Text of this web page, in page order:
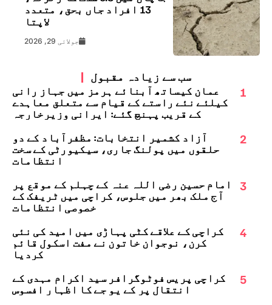
13 افراد جاں بحق، متعدد
لاپتا
جولائی 29, 2026
سب سے زیادہ مقبول
1
عمان کیساتھ آبنائے ہرمز میں جہاز رانی
کیلئے نئے راستے کے قیام سے متعلق معاہدے
کے قریب پہنچ گئے: ایرانی وزیرخارجہ
2
آزاد کشمیر انتخابات: مظفرآباد کے دو
حلقوں میں پولنگ جاری، سیکیورٹی کے سخت
انتظامات
3
امام حسین رضی اللہ عنہ کے چہلم کے موقع پر
آج ملک بھر میں جلوس، کراچی میں ٹریفک کے
خصوصی انتظامات
4
کراچی کے علاقے کٹی پہاڑی میں امید کی نئی
کرن، نوجوان خاتون نے مفت اسکول قائم
کردیا
5
کراچی پریس فوٹوگرافر سید اکرام مہدی کے
انتقال پر کے یو جے کا اظہارِ افسوس